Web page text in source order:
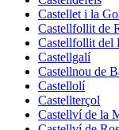
Castellet i la
Castellfollit de
Castellfollit del
Castellgalí
Castellnou de
Castellolí
Castellterçol
Castellví de la